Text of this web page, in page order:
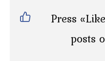
Press
posts